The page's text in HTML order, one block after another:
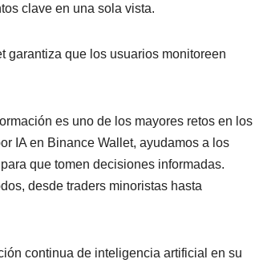
clave en una sola vista.
garantiza que los usuarios monitoreen
es uno de los mayores retos en los
IA en Binance Wallet, ayudamos a los
que tomen decisiones informadas.
desde traders minoristas hasta
continua de inteligencia artificial en su